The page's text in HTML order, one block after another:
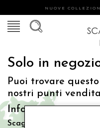
NUOVE
Solo in
Puoi trovare
nostri punti
Info contatti
Scaglione Bimbi di